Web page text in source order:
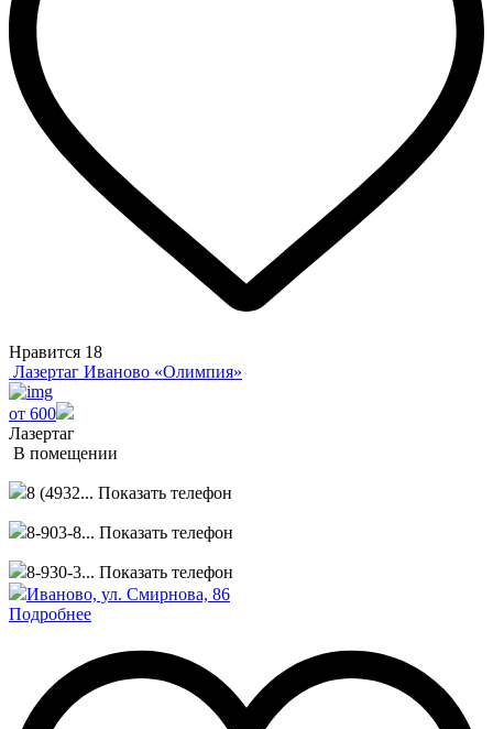
Нравится 18
Лазертаг Иваново «Олимпия»
от 600
Лазертаг
В помещении
8 (4932... Показать телефон
8-903-8... Показать телефон
8-930-3... Показать телефон
Иваново, ул. Смирнова, 86
Подробнее